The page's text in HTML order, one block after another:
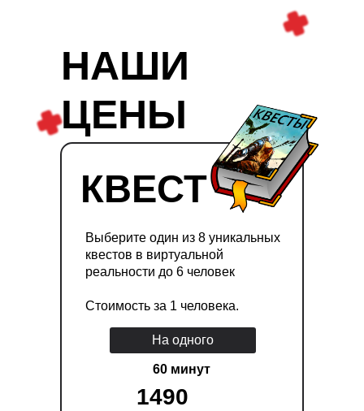
КВЕСТ
Выберите один из 8 уникальных
квестов в виртуальной
реальности до 6 человек
Стоимость за 1 человека.
60 минут
1490
На одного
НАШИ
ЦЕНЫ